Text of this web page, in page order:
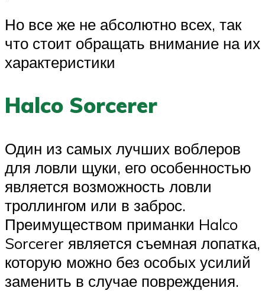
Но все же не абсолютно всех, так
что стоит обращать внимание на их
характеристики
Halco Sorcerer
Один из самых лучших воблеров
для ловли щуки, его особенностью
является возможность ловли
троллингом или в заброс.
Преимуществом приманки Halco
Sorcerer является съемная лопатка,
которую можно без особых усилий
заменить в случае повреждения.